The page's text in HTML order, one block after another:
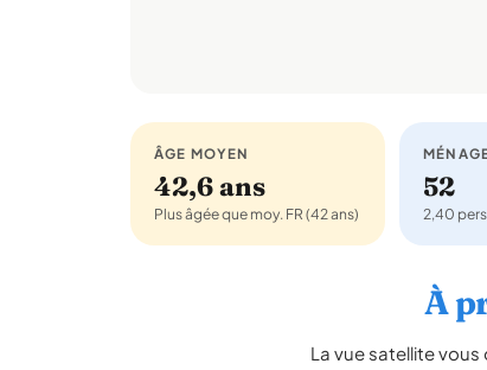
ÂGE MOYEN
42,6 ans
Plus âgée que moy. FR (42 ans)
52
2,40
À
La vue satellite